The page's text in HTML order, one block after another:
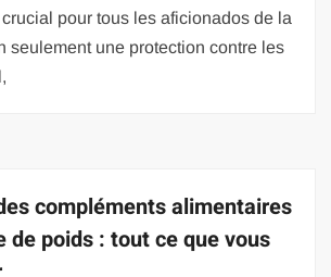
pour tous les aficionados de la
seulement une protection contre les
compléments alimentaires
de poids : tout ce que vous